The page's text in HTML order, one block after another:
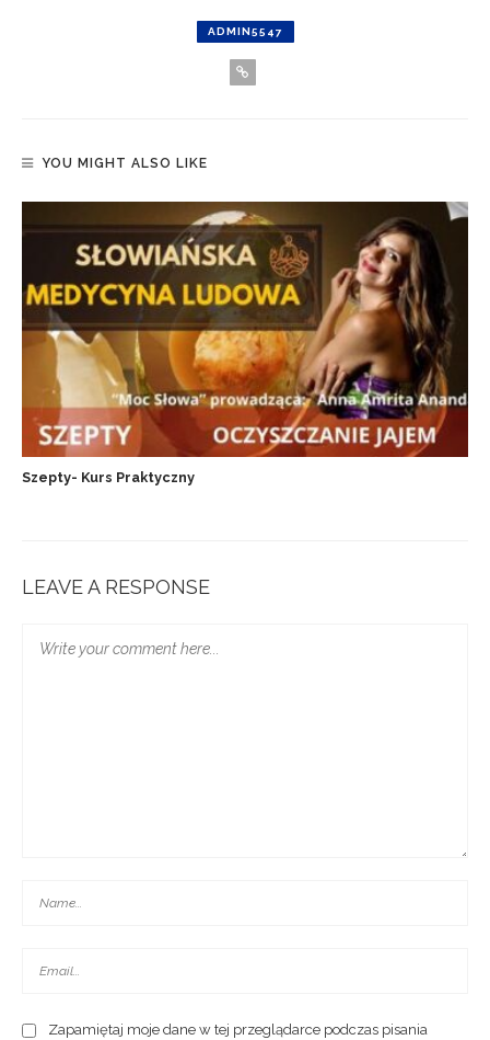
ADMIN5547
YOU MIGHT ALSO LIKE
Szepty- Kurs Praktyczny
LEAVE A RESPONSE
Zapamiętaj moje dane w tej przeglądarce podczas pisania